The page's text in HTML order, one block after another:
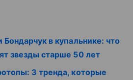
в купальнике: что
звезды старше 50 лет
3 тренда, которые